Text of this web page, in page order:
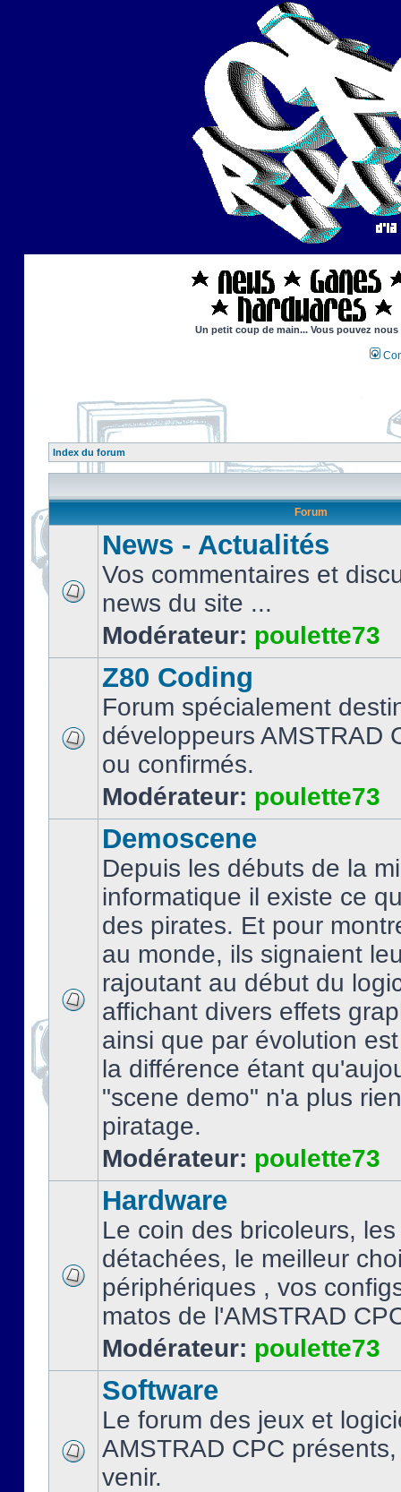
Un petit coup de main... Vous pouvez
Index du forum
Forum
News - Actualités
Vos commentaires et
news du site ...
Modérateur: poulette73
Z80 Coding
Forum spécialement
développeurs AMSTRAD
ou confirmés.
Modérateur: poulette73
Demoscene
Depuis les débuts de la
informatique il existe ce
des pirates. Et pour
au monde, ils signaient
rajoutant au début du
affichant divers effets
ainsi que par évolution
la différence étant
"scene demo" n'a plus
piratage.
Modérateur: poulette73
Hardware
Le coin des bricoleurs,
détachées, le meilleur
périphériques , vos
matos de l'AMSTRAD
Modérateur: poulette73
Software
Le forum des jeux et
AMSTRAD CPC
venir.